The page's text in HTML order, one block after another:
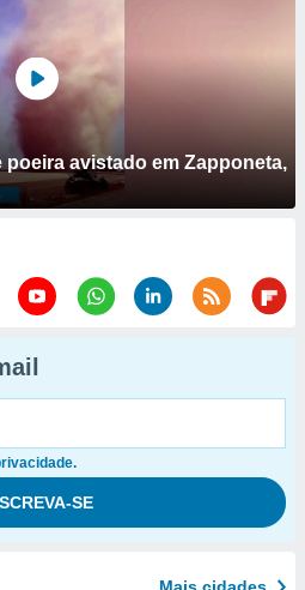
poeira avistado em Zapponeta,